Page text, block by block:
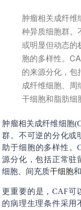
肿瘤相关成纤维
种异质细胞群。
或明显但动态的
胞的多样性。
的来源分化，包
成纤维细胞、周
干细胞和脂肪细
肿瘤相关成纤维细胞
群。不可逆的分化或
助于细胞的多样性。
源分化，包括正常驻
细胞、间充质干细胞
更重要的是，CAF可
的病理生理条件采用